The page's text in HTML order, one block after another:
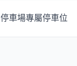
停車場專屬停車位